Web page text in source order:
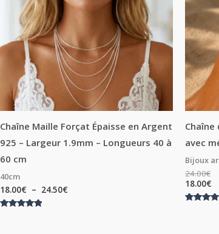
Chaîne Maille Forçat Épaisse en Argent
925 – Largeur 1.9mm – Longueurs 40 à
60 cm
40cm
18.00€ – 24.50€
avec
Bijoux
24.00€
18.00€